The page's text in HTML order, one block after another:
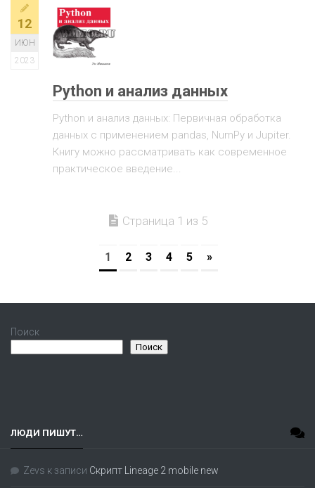
12
ИЮН
2023
Python и анализ данных
Python и анализ данных: Первичная обработка
данных с применением pandas, NumPy и Jupiter.
Книгу можно рассматривать как современное
практическое введение...
Страница 1 из 5
1 2 3 4 5 »
Поиск
Поиск
ЛЮДИ ПИШУТ…
Zevs к записи Скрипт Lineage 2 mobile new